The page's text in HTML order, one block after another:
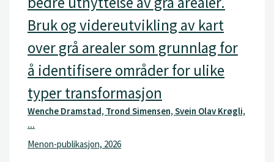
Bruk og videreutvikling av kart
over grå arealer som grunnlag for
å identifisere områder for ulike
typer transformasjon
Wenche Dramstad, Trond Simensen, Svein Olav Krøgli,
...
Menon-publikasjon, 2026